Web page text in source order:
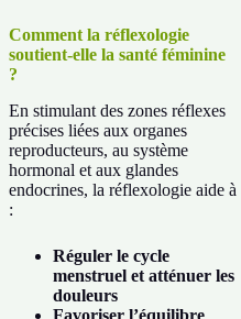
Comment la réflexologie
soutient-elle la santé féminine
?
En stimulant des zones réflexes
précises liées aux organes
reproducteurs, au système
hormonal et aux glandes
endocrines, la réflexologie aide à
:
Réguler le cycle
menstruel et atténuer les
douleurs
Favoriser l’équilibre